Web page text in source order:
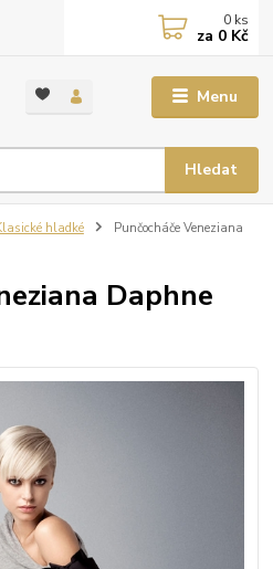
Menu
Hledat
0 ks
za 0 Kč
hladké
Punčocháče Veneziana
Daphne